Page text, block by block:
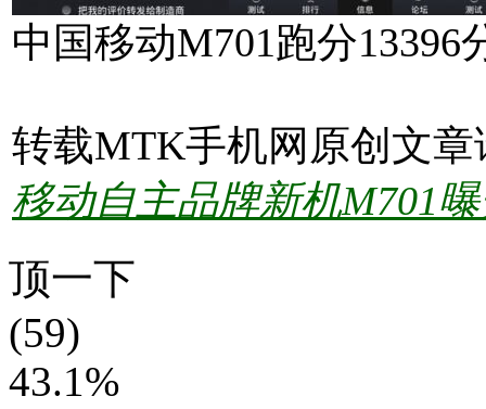
中国移动M701跑分13396
转载MTK手机网原创文
移动自主品牌新机M701
顶一下
(59)
43.1%